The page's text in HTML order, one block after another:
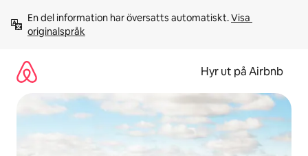
innehåll
En del information har översatts automatiskt. Visa
originalspråk
Hyr ut på Airbnb